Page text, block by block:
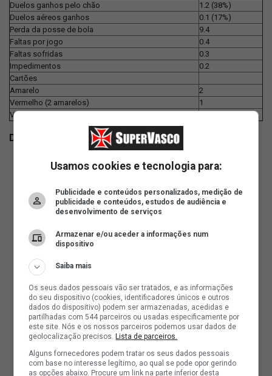
Duelos ganhos pelo chão
1.2 (38%)
Duelos aéreos ganhos
0.1 (17%)
Perda da posse de bola
9.4
Faltas por jogo
0.4
Faltas sofridas
0.3
Impedimentos
0.2
Cartões
Amarelo
2
Vermelho (2 amarelos)
1
Vermelho
Dados gerais
Usamos cookies e tecnologia para:
Publicidade e conteúdos personalizados, medição de
publicidade e conteúdos, estudos de audiência e
desenvolvimento de serviços
Armazenar e/ou aceder a informações num
dispositivo
Saiba mais
Os seus dados pessoais vão ser tratados, e as informações
do seu dispositivo (cookies, identificadores únicos e outros
dados do dispositivo) podem ser armazenadas, acedidas e
partilhadas com 544 parceiros ou usadas especificamente por
este site. Nós e os nossos parceiros podemos usar dados de
geolocalização precisos. Lista de parceiros.
Alguns fornecedores podem tratar os seus dados pessoais
com base no interesse legítimo, ao qual se pode opor gerindo
as opções abaixo. Procure um link na parte inferior desta